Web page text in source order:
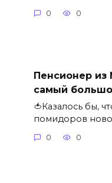
0 0
Пенсионер из
самый
🍅Казалось бы,
помидоров
0 0